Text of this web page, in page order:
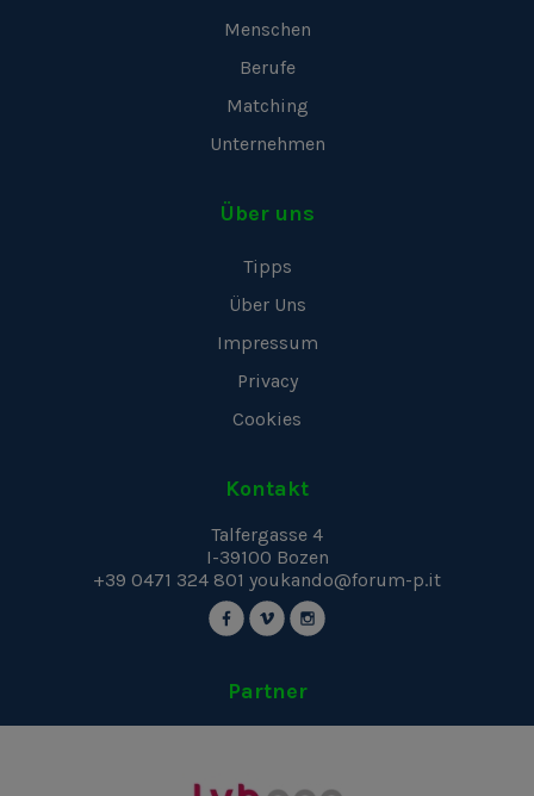
Menschen
Berufe
Matching
Unternehmen
Über uns
Tipps
Über Uns
Impressum
Privacy
Cookies
Kontakt
Talfergasse 4
I-39100 Bozen
+39 0471 324 801 youkando@forum-p.it
Partner